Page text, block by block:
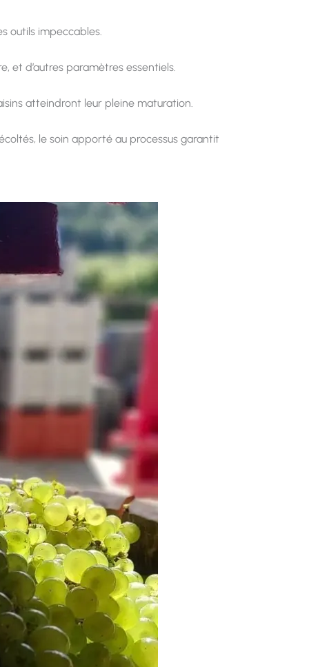
outils impeccables.
et d’autres paramètres essentiels.
atteindront leur pleine maturation.
le soin apporté au processus garantit